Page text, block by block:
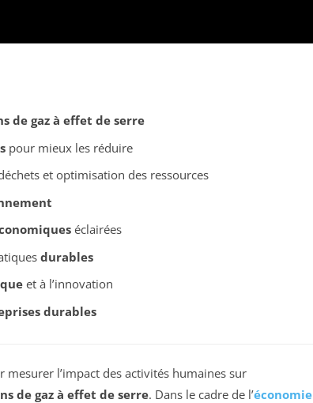
de gaz à effet de serre
pour mieux les réduire
et optimisation des ressources
éclairées
durables
et à l’innovation
durables
l’impact des activités humaines sur
de gaz à effet de serre. Dans le cadre de l’économie